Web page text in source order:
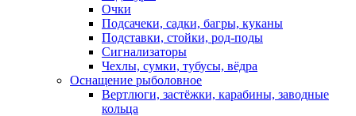
Очки
Подсачеки, садки, багры, куканы
Подставки, стойки, род-поды
Сигнализаторы
Чехлы, сумки, тубусы, вёдра
Оснащение рыболовное
Вертлюги, застёжки, карабины, заводные
кольца